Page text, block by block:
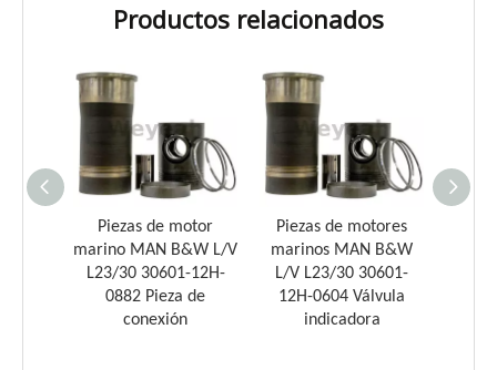
Weyeah Power es conocido por sus cojinetes de
Productos relacionados
MAN B&W L/V
30 30601-12H-
Piezas de motores
marinos MAN B&W
L/V L23/30 30601-
12H-0604 Válvula
Piezas de motor
marino MAN B&W L/V
L23/30 30601-12H-
0515 Tuerca de
prensaestopas